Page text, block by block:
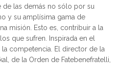
de las demás no sólo por su
y su amplísima gama de
misión. Esto es, contribuir a la
que sufren. Inspirada en el
competencia. El director de la
de la Orden de Fatebenefratelli,